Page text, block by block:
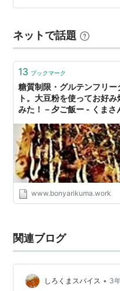
ト糖質コントロールシリ
っていて、糖質を抑える
べる前はあまり味に期
ネットで話題
13 ブックマーク
糖質制限・グルテンフリー
ト。大豆粉を使ってお好み
みた！－夕ご飯ー - くまさ
www.bonyarikuma.work
関連ブログ
しろくまスパイス • 3